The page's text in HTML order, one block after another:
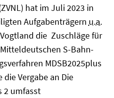
hat im Juli 2023 in
Aufgabenträgern u.a.
die Zuschläge für
S-Bahn-
MDSB2025plus
Vergabe an Die
2 umfasst